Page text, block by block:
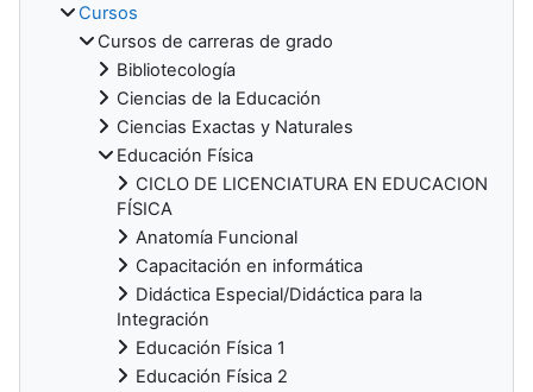
Cursos
Cursos de carreras de grado
Bibliotecología
Ciencias de la Educación
Ciencias Exactas y Naturales
Educación Física
CICLO DE LICENCIATURA EN EDUCACION
FÍSICA
Anatomía Funcional
Capacitación en informática
Didáctica Especial/Didáctica para la
Integración
Educación Física 1
Educación Física 2